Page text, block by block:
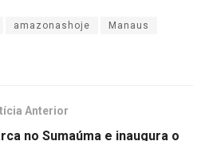
amazonashoje Manaus
Anterior
no Sumaúma e inaugura o